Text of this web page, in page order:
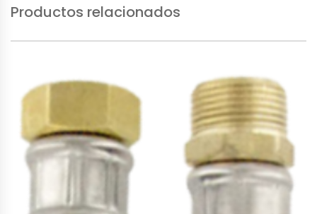
Productos relacionados